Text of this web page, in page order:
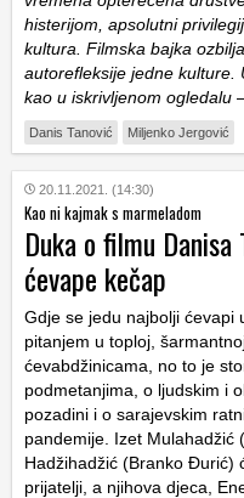
histerijom, apsolutni
kultura. Filmska bajka
autorefleksije jedne kulture.
kao u iskrivljenom ogledalu
Danis Tanović Miljenko Jergović
20.11.2021. (14:30)
Kao ni kajmak s marmeladom
Duka o filmu Danisa
ćevape kečap
Gdje se jedu najbolji ćevapi
pitanjem u toploj,
ćevabdžinicama, no to je
podmetanjima, o ljudskim i
pozadini i o sarajevskim
pandemije. Izet Mulahadžić
Hadžihadžić (Branko Đurić)
prijatelji, a njihova djeca,